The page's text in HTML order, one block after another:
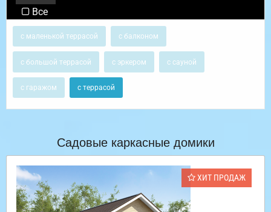
Все
с маленькой террасой с балконом
с большой террасой с эркером с сауной
с гаражом с террасой
Садовые каркасные домики
ХИТ ПРОДАЖ